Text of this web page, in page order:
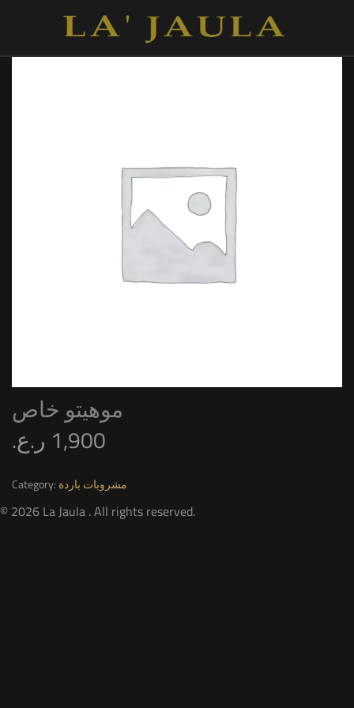
موهيتو خاص
1,900 ر.ع.
Category: مشروبات باردة
© 2026 La Jaula . All rights reserved.